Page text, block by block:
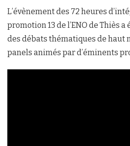
L’évènement des 72 heures
promotion 13 de l’ENO de Thiès
des débats thématiques de haut
panels animés par d’éminents